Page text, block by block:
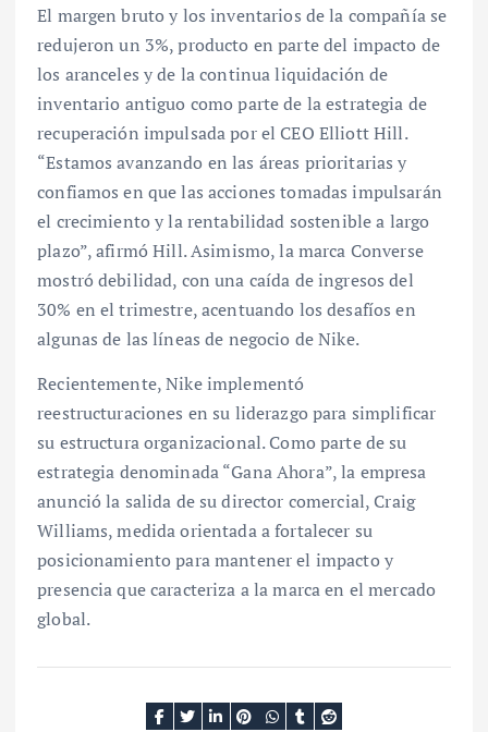
El margen bruto y los inventarios de la compañía se
redujeron un 3%, producto en parte del impacto de
los aranceles y de la continua liquidación de
inventario antiguo como parte de la estrategia de
recuperación impulsada por el CEO Elliott Hill.
“Estamos avanzando en las áreas prioritarias y
confiamos en que las acciones tomadas impulsarán
el crecimiento y la rentabilidad sostenible a largo
plazo”, afirmó Hill. Asimismo, la marca Converse
mostró debilidad, con una caída de ingresos del
30% en el trimestre, acentuando los desafíos en
algunas de las líneas de negocio de Nike.
Recientemente, Nike implementó
reestructuraciones en su liderazgo para simplificar
su estructura organizacional. Como parte de su
estrategia denominada “Gana Ahora”, la empresa
anunció la salida de su director comercial, Craig
Williams, medida orientada a fortalecer su
posicionamiento para mantener el impacto y
presencia que caracteriza a la marca en el mercado
global.